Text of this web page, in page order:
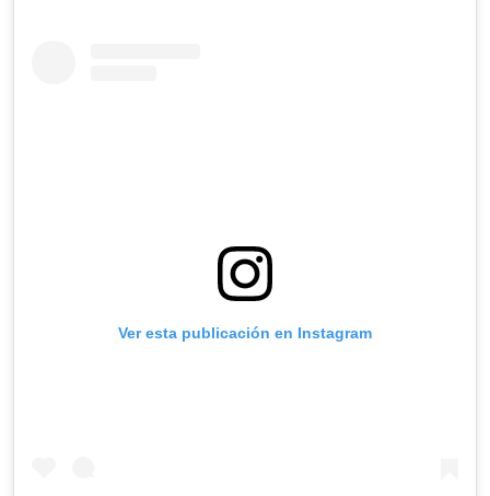
Ver esta publicación en Instagram